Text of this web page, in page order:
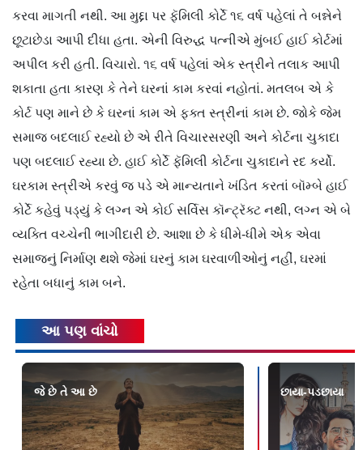
કરવા માગતી નથી. આ મુદ્દા પર ફૅમિલી કોર્ટે ૧૬ વર્ષ પહેલાં તે બન્નેને
છૂટાછેડા આપી દીધા હતા. એની વિરુદ્ધ પત્નીએ મુંબઈ હાઈ કોર્ટમાં
અપીલ કરી હતી. વિચારો. ૧૬ વર્ષ પહેલાં એક સ્ત્રીને તલાક આપી
શકાતા હતા કારણ કે તેને ઘરનાં કામ કરવાં નહોતાં. મતલબ એ કે
કોર્ટ પણ માને છે કે ઘરનાં કામ એ ફક્ત સ્ત્રીનાં કામ છે. જોકે જેમ
સમાજ બદલાઈ રહ્યો છે એ રીતે વિચારસરણી અને કોર્ટના ચુકાદા
પણ બદલાઈ રહ્યા છે. હાઈ કોર્ટે ફૅમિલી કોર્ટના ચુકાદાને રદ કર્યો.
ઘરકામ સ્ત્રીએ કરવું જ પડે એ માન્યતાને ખંડિત કરતાં બૉમ્બે હાઈ
કોર્ટે કહેવું પડ્યું કે લગ્ન એ કોઈ સર્વિસ કૉન્ટ્રૅક્ટ નથી, લગ્ન એ બે
વ્યક્તિ વચ્ચેની ભાગીદારી છે. આશા છે કે ધીમે-ધીમે એક એવા
સમાજનું નિર્માણ થશે જેમાં ઘરનું કામ ઘરવાળીઓનું નહીં, ઘરમાં
રહેતા બધાનું કામ બને.
આ પણ વાંચો
જે છે તે આ છે છાયા-પડછાયા